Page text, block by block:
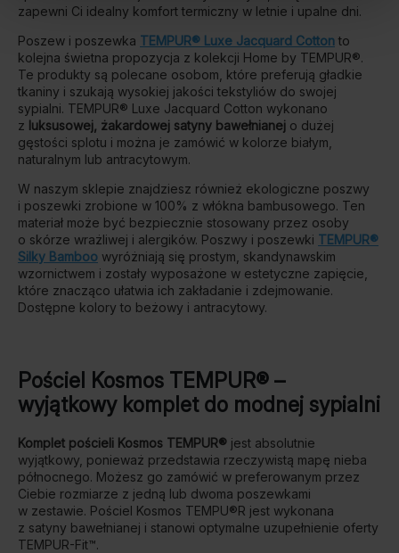
zapewni Ci idealny komfort termiczny w letnie i upalne dni.
Poszew i poszewka TEMPUR® Luxe Jacquard Cotton to
kolejna świetna propozycja z kolekcji Home by TEMPUR®.
Te produkty są polecane osobom, które preferują gładkie
tkaniny i szukają wysokiej jakości tekstyliów do swojej
sypialni. TEMPUR® Luxe Jacquard Cotton wykonano
z luksusowej, żakardowej satyny bawełnianej o dużej
gęstości splotu i można je zamówić w kolorze białym,
naturalnym lub antracytowym.
W naszym sklepie znajdziesz również ekologiczne poszwy
i poszewki zrobione w 100% z włókna bambusowego. Ten
materiał może być bezpiecznie stosowany przez osoby
o skórze wrażliwej i alergików. Poszwy i poszewki TEMPUR®
Silky Bamboo wyróżniają się prostym, skandynawskim
wzornictwem i zostały wyposażone w estetyczne zapięcie,
które znacząco ułatwia ich zakładanie i zdejmowanie.
Dostępne kolory to beżowy i antracytowy.
Pościel Kosmos TEMPUR® –
wyjątkowy komplet do modnej sypialni
Komplet pościeli Kosmos TEMPUR® jest absolutnie
wyjątkowy, ponieważ przedstawia rzeczywistą mapę nieba
północnego. Możesz go zamówić w preferowanym przez
Ciebie rozmiarze z jedną lub dwoma poszewkami
w zestawie. Pościel Kosmos TEMPU®R jest wykonana
z satyny bawełnianej i stanowi optymalne uzupełnienie oferty
TEMPUR-Fit™.